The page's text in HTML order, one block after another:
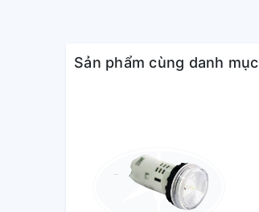
Sản phẩm cùng danh mục